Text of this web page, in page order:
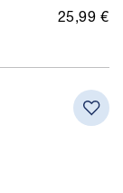
25,99 €